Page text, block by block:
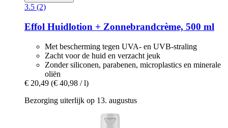
3.5 (2)
Effol Huidlotion + Zonnebrandcrème, 500 ml
Met bescherming tegen UVA- en UVB-straling
Zacht voor de huid en verzacht jeuk
Zonder siliconen, parabenen, microplastics en minerale
oliën
€ 20,49 (€ 40,98 / l)
Bezorging uiterlijk op 13. augustus